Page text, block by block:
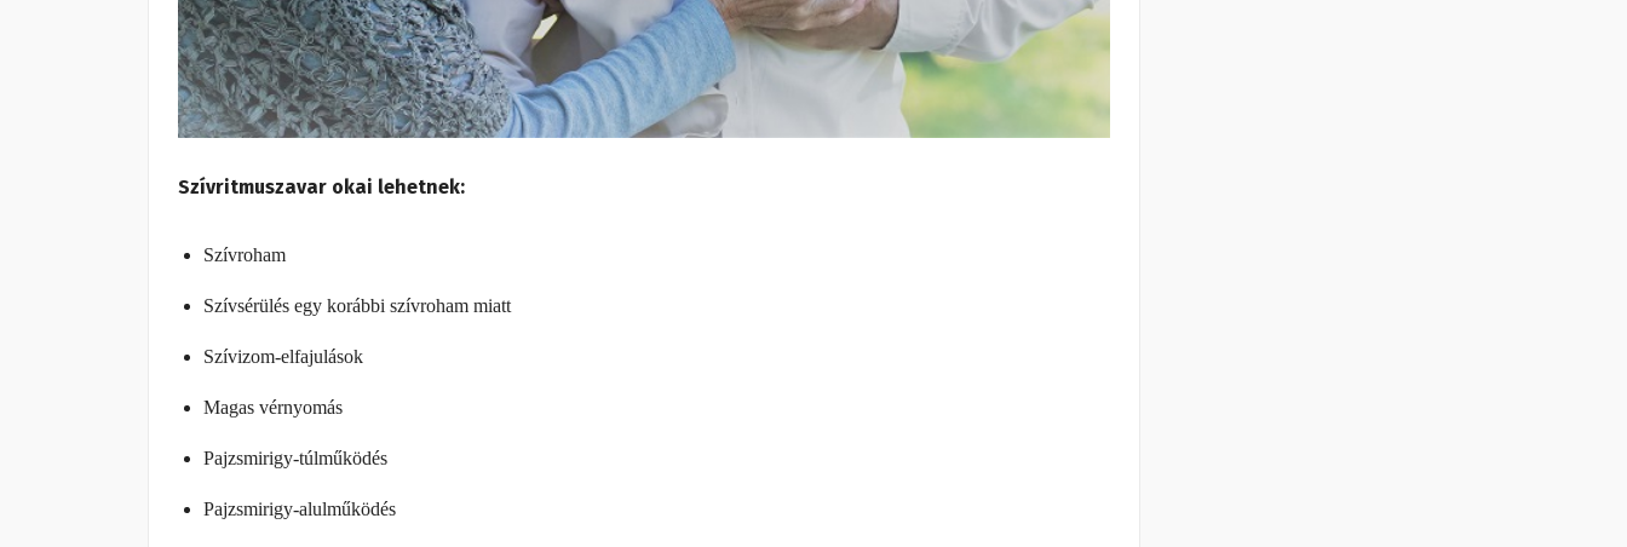
Szívritmuszavar okai lehetnek:
Szívroham
Szívsérülés egy korábbi szívroham miatt
Szívizom-elfajulások
Magas vérnyomás
Pajzsmirigy-túlműködés
Pajzsmirigy-alulműködés